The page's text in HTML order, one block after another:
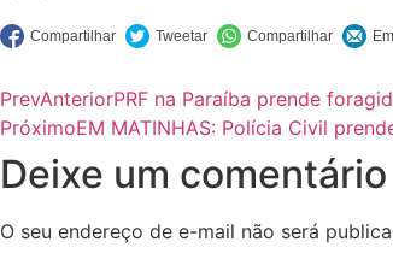
PrevAnteriorPRF na Paraíba prende
PróximoEM MATINHAS: Polícia Civil
Deixe um comentário
O seu endereço de e-mail não será